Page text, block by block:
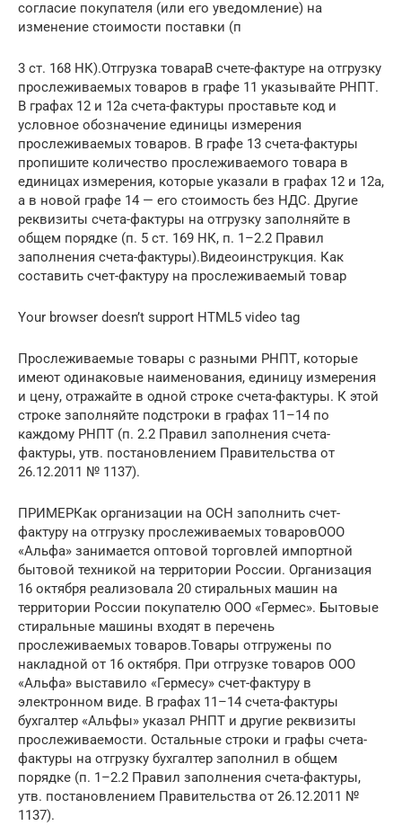
согласие покупателя (или его уведомление) на
изменение стоимости поставки (п
3 ст. 168 НК).Отгрузка товараВ счете-фактуре на отгрузку
прослеживаемых товаров в графе 11 указывайте РНПТ.
В графах 12 и 12а счета-фактуры проставьте код и
условное обозначение единицы измерения
прослеживаемых товаров. В графе 13 счета-фактуры
пропишите количество прослеживаемого товара в
единицах измерения, которые указали в графах 12 и 12а,
а в новой графе 14 — его стоимость без НДС. Другие
реквизиты счета-фактуры на отгрузку заполняйте в
общем порядке (п. 5 ст. 169 НК, п. 1–2.2 Правил
заполнения счета-фактуры).Видеоинструкция. Как
составить счет-фактуру на прослеживаемый товар
Your browser doesn’t support HTML5 video tag
Прослеживаемые товары с разными РНПТ, которые
имеют одинаковые наименования, единицу измерения
и цену, отражайте в одной строке счета-фактуры. К этой
строке заполняйте подстроки в графах 11–14 по
каждому РНПТ (п. 2.2 Правил заполнения счета-
фактуры, утв. постановлением Правительства от
26.12.2011 № 1137).
ПРИМЕРКак организации на ОСН заполнить счет-
фактуру на отгрузку прослеживаемых товаровООО
«Альфа» занимается оптовой торговлей импортной
бытовой техникой на территории России. Организация
16 октября реализовала 20 стиральных машин на
территории России покупателю ООО «Гермес». Бытовые
стиральные машины входят в перечень
прослеживаемых товаров.Товары отгружены по
накладной от 16 октября. При отгрузке товаров ООО
«Альфа» выставило «Гермесу» счет-фактуру в
электронном виде. В графах 11–14 счета-фактуры
бухгалтер «Альфы» указал РНПТ и другие реквизиты
прослеживаемости. Остальные строки и графы счета-
фактуры на отгрузку бухгалтер заполнил в общем
порядке (п. 1–2.2 Правил заполнения счета-фактуры,
утв. постановлением Правительства от 26.12.2011 №
1137).